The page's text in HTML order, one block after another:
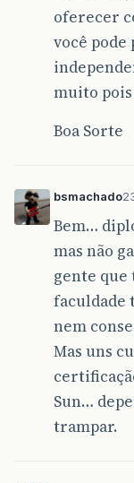
oferecer
você pode
muito pois
Boa Sorte
bsmachado
Bem…
mas não
gente que
faculdade
nem
Mas uns
Sun…
trampar.